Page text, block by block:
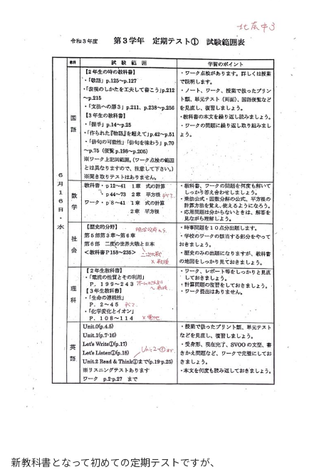
新教科書となって初めての定期テストですが、